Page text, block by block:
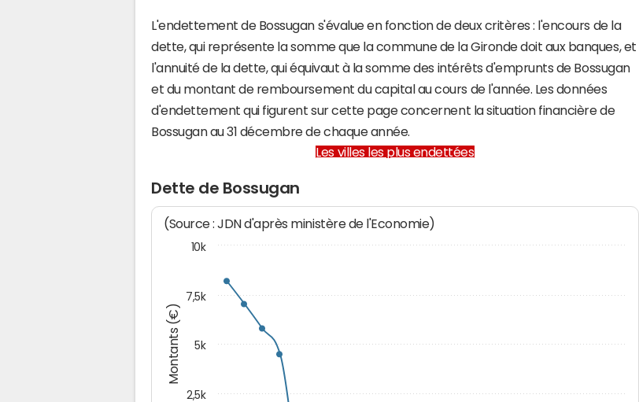
L'endettement de Bossugan s'évalue en fonction de deux critères : l'encours de la
dette, qui représente la somme que la commune de la Gironde doit aux banques, et
l'annuité de la dette, qui équivaut à la somme des intérêts d'emprunts de Bossugan
et du montant de remboursement du capital au cours de l'année. Les données
d'endettement qui figurent sur cette page concernent la situation financière de
Bossugan au 31 décembre de chaque année.
Les villes les plus endettées
Dette de Bossugan
Montants (€)
(Source : JDN d'après ministère de l'Economie)
2,5k
5k
7,5k
10k